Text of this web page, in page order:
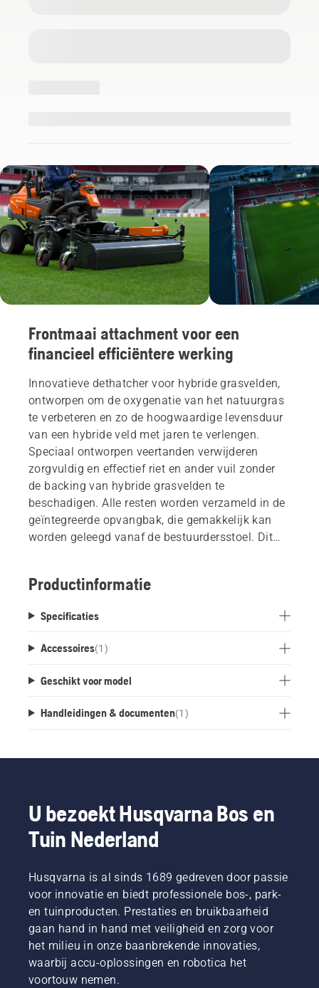
Frontmaai attachment voor een
financieel efficiëntere werking
Innovatieve dethatcher voor hybride grasvelden,
ontworpen om de oxygenatie van het natuurgras
te verbeteren en zo de hoogwaardige levensduur
van een hybride veld met jaren te verlengen.
Speciaal ontworpen veertanden verwijderen
zorgvuldig en effectief riet en ander vuil zonder
de backing van hybride grasvelden te
beschadigen. Alle resten worden verzameld in de
geïntegreerde opvangbak, die gemakkelijk kan
worden geleegd vanaf de bestuurdersstoel. Dit
verticuteren de intervallen voor dure renovaties of
verlengt, afhankelijk van de verticuteerfrequentie
Productinformatie
Specificaties
Accessoires(1 )
Geschikt voor model
Handleidingen & documenten(1 )
U bezoekt Husqvarna Bos en
Tuin Nederland
Husqvarna is al sinds 1689 gedreven door passie
voor innovatie en biedt professionele bos-, park-
en tuinproducten. Prestaties en bruikbaarheid
gaan hand in hand met veiligheid en zorg voor
het milieu in onze baanbrekende innovaties,
waarbij accu-oplossingen en robotica het
voortouw nemen.